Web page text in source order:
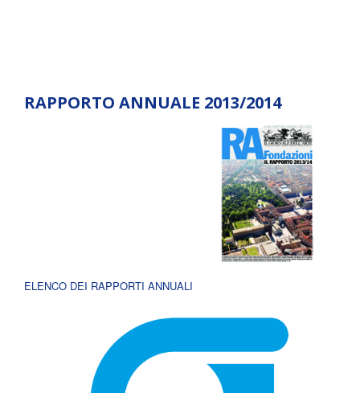
RAPPORTO ANNUALE 2013/2014
ELENCO DEI RAPPORTI ANNUALI